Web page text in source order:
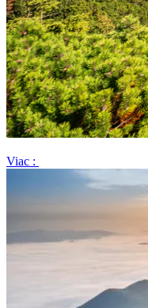
Viac :